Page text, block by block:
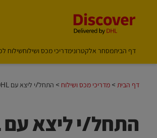
דף הביתמסחר אלקטרונימדריכי מכס ושילוחשילוח
דף הבית מדריכי מכס ושילוח התחל/י ליצא עם DHL
התחל/י ליצא עם DHL